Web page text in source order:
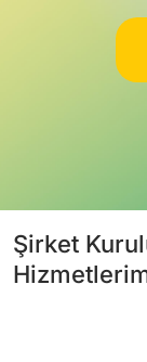
Şirket